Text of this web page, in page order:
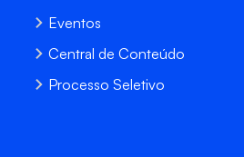
Eventos
Central de Conteúdo
Processo Seletivo